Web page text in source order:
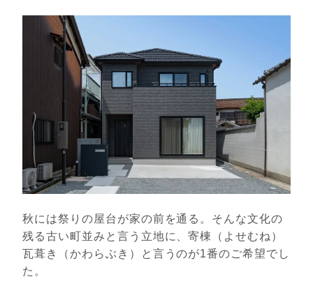
秋には祭りの屋台が家の前を通る。そんな文化の
残る古い町並みと言う立地に、寄棟（よせむね）
瓦葺き（かわらぶき）と言うのが1番のご希望でし
た。